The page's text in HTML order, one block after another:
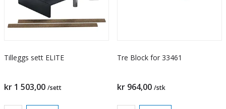
Tilleggs sett ELITE
kr 1 503,00 /sett
Tre Block for 33461
kr 964,00 /stk